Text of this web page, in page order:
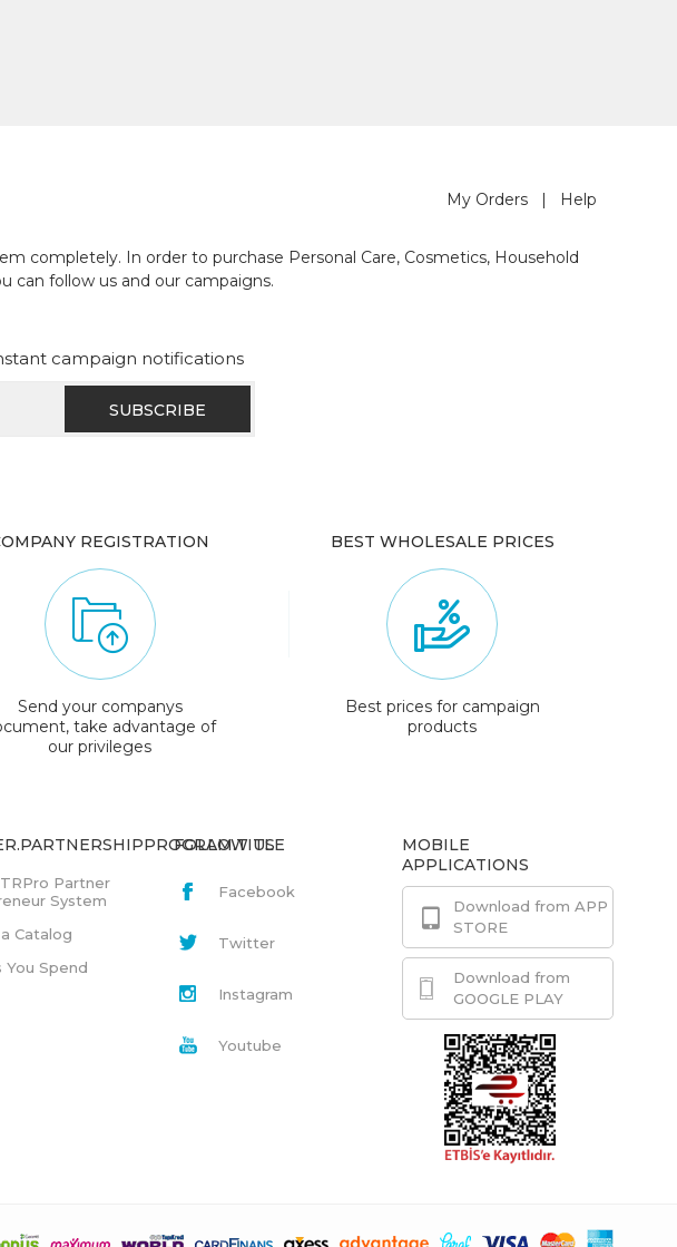
My Orders | Help
completely. In order to purchase Personal Care, Cosmetics, Household
can follow us and our campaigns.
campaign notifications
REGISTRATION
Send your companys
take advantage of
our privileges
BEST WHOLESALE PRICES
Best prices for campaign
products
Partner
System
Catalog
You Spend
FOLLOW US
Facebook
Twitter
Instagram
Youtube
MOBILE
APPLICATIONS
Download from APP
STORE
Download from
GOOGLE PLAY